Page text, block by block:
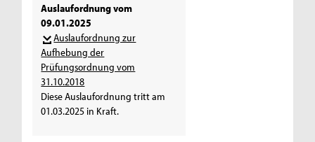
Auslaufordnung vom
09.01.2025
Auslaufordnung zur
Aufhebung der
Prüfungsordnung vom
31.10.2018
Diese Auslaufordnung tritt am
01.03.2025 in Kraft.